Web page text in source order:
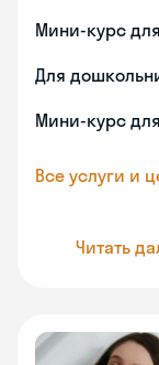
Мини-курс
Для
Мини-курс
Все услуги и
Читать